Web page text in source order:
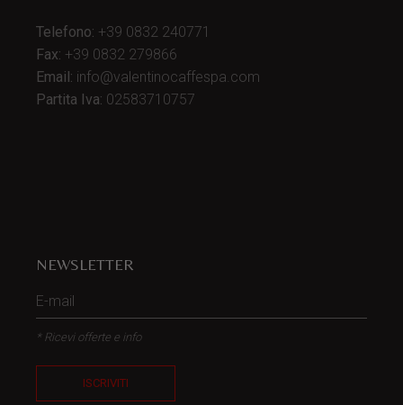
Telefono: +39 0832 240771
Fax: +39 0832 279866
Email: info@valentinocaffespa.com
Partita Iva: 02583710757
NEWSLETTER
* Ricevi offerte e info
ISCRIVITI